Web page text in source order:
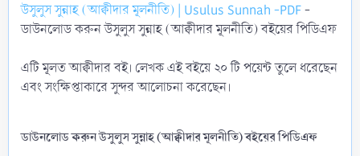
উসুলুস সুন্নাহ (আক্বীদার মূলনীতি) | Usulus Sunnah -PDF-
ডাউনলোড করুন উসুলুস সুন্নাহ (আক্বীদার মূলনীতি) বইয়ের পিডিএফ
এটি মূলত আক্বীদার বই। লেখক এই বইয়ে ২০ টি পয়েন্ট তুলে ধরেছেন
এবং সংক্ষিপ্তাকারে সুন্দর আলোচনা করেছেন।
ডাউনলোড করুন উসুলুস সুন্নাহ (আক্বীদার মূলনীতি) বইয়ের পিডিএফ